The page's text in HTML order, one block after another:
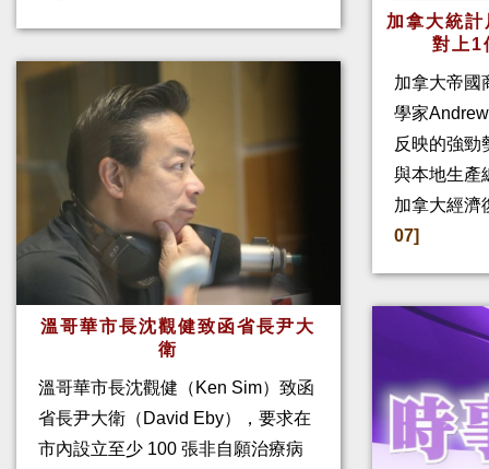
溫哥華市長沈觀健致函省長尹大
衛
溫哥華市長沈觀健（Ken Sim）致函
省長尹大衛（David Eby），要求在
市內設立至少 100 張非自願治療病
加拿大統
對上
加拿大帝國
學家
反映的強勁
與本地生產
加拿大經濟
07]